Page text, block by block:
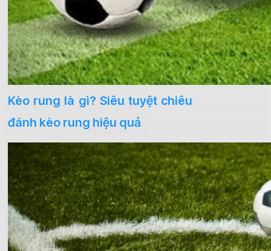
Kèo rung là gì? Siêu tuyệt chiêu
đánh kèo rung hiệu quả